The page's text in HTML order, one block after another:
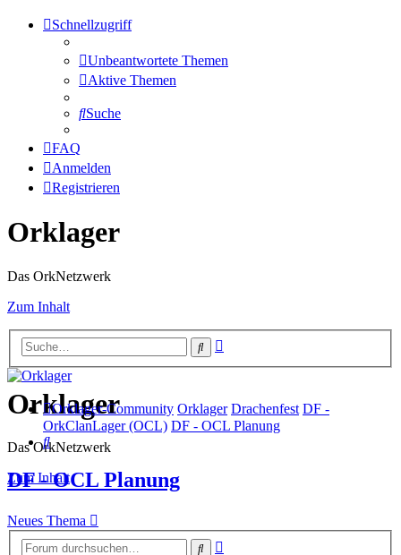
Schnellzugriff
Unbeantwortete Themen
Aktive Themen
Suche
FAQ
Anmelden
Registrieren
Orklager
Das OrkNetzwerk
Zum Inhalt
Suche
Orklager
Das OrkNetzwerk
Zum Inhalt
Orklager-Community Orklager Drachenfest DF -
OrkClanLager (OCL) DF - OCL Planung
Suche
DF - OCL Planung
Neues Thema
Suche